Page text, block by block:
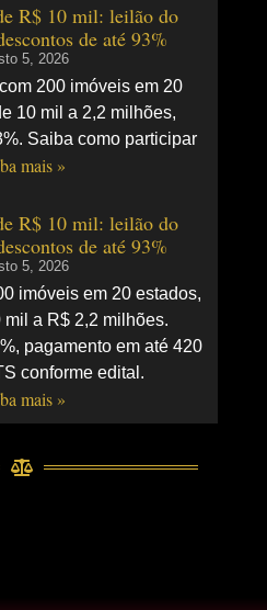
R$ 10 mil: leilão do
de até 93%
5, 2026
200 imóveis em 20
10 mil a 2,2 milhões,
Saiba como participar
mais »
R$ 10 mil: leilão do
de até 93%
5, 2026
imóveis em 20 estados,
mil a R$ 2,2 milhões.
pagamento em até 420
conforme edital.
mais »